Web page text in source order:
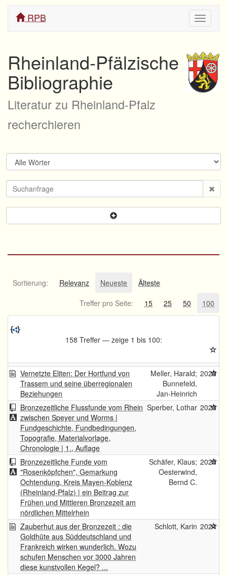
ein/
RPB
Rheinland-Pfälzische
Bibliographie
Literatur zu Rheinland-Pfalz
recherchieren
Sortierung: Relevanz Neueste
Älteste
Treffer pro Seite:
15 25 50 100
158 Treffer — zeige 1 bis 100:
Vernetzte Eliten: Der Hortfund von
Trassem und seine überregionalen
Beziehungen
Meller, Harald;
Bunnefeld,
Jan-Heinrich
2025
Bronzezeitliche Flussfunde vom Rhein
zwischen Speyer und Worms |
Fundgeschichte, Fundbedingungen,
Topografie, Materialvorlage,
Chronologie | 1., Auflage
Sperber, Lothar 2025
Bronzezeitliche Funde vom
"Rosenköpfchen", Gemarkung
Ochtendung, Kreis Mayen-Koblenz
(Rheinland-Pfalz) | ein Beitrag zur
Frühen und Mittleren Bronzezeit am
nördlichen Mittelrhein
Schäfer, Klaus;
Oesterwind,
Bernd C.
2025
Zauberhut aus der Bronzezeit : die
Goldhüte aus Süddeutschland und
Frankreich wirken wunderlich. Wozu
schufen Menschen vor 3000 Jahren
diese kunstvollen Kegel? ...
Schlott, Karin 2024